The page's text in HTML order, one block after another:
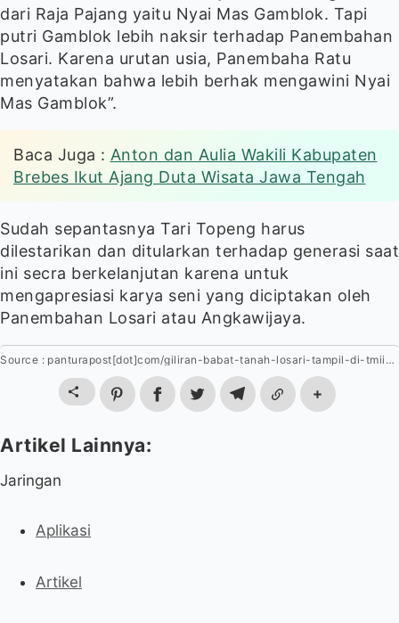
dari Raja Pajang yaitu Nyai Mas Gamblok. Tapi
putri Gamblok lebih naksir terhadap Panembahan
Losari. Karena urutan usia, Panembaha Ratu
menyatakan bahwa lebih berhak mengawini Nyai
Mas Gamblok”.
Anton dan Aulia Wakili Kabupaten
Brebes Ikut Ajang Duta Wisata Jawa Tengah
Sudah sepantasnya Tari Topeng harus
dilestarikan dan ditularkan terhadap generasi saat
ini secra berkelanjutan karena untuk
mengapresiasi karya seni yang diciptakan oleh
Panembahan Losari atau Angkawijaya.
panturapost[dot]com/giliran-babat-tanah-losari-tampil-di-tmii-anjungan-jawa-tengah
Jaringan
Aplikasi
Artikel